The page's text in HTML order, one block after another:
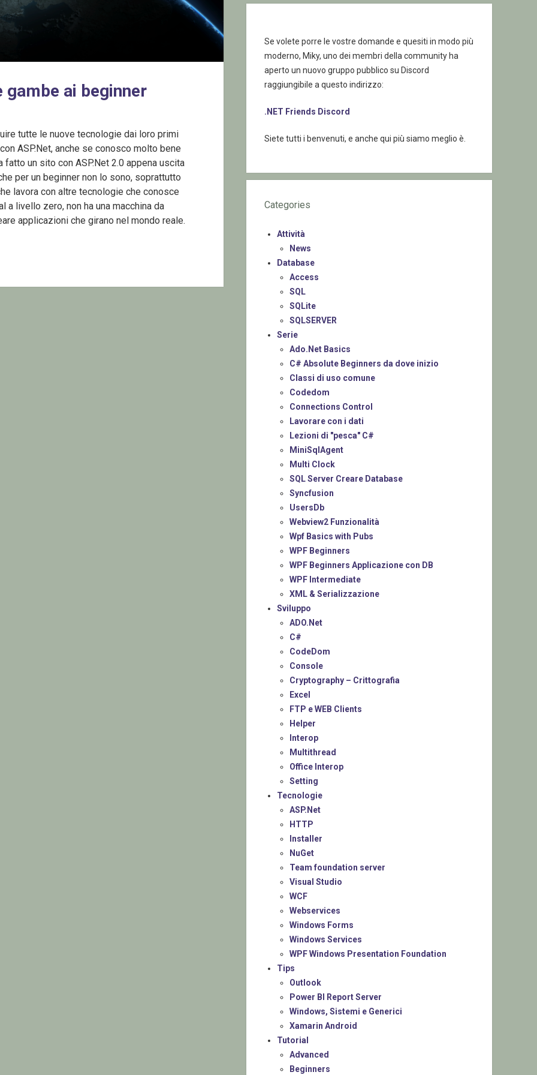
ai beginner
tutte le nuove tecnologie dai loro primi
ASP.Net, anche se conosco molto bene
un sito con ASP.Net 2.0 appena uscita
per un beginner non lo sono, soprattutto
lavora con altre tecnologie che conosce
a livello zero, non ha una macchina da
applicazioni che girano nel mondo reale.
Se volete porre le vostre domande e quesiti in modo più
moderno, Miky, uno dei membri della community ha
aperto un nuovo gruppo pubblico su Discord
raggiungibile a questo indirizzo:
.NET Friends Discord
Siete tutti i benvenuti, e anche qui più siamo meglio è.
Categories
Attività
News
Database
Access
SQL
SQLite
SQLSERVER
Serie
Ado.Net Basics
C# Absolute Beginners da dove inizio
Classi di uso comune
Codedom
Connections Control
Lavorare con i dati
Lezioni di "pesca" C#
MiniSqlAgent
Multi Clock
SQL Server Creare Database
Syncfusion
UsersDb
Webview2 Funzionalità
Wpf Basics with Pubs
WPF Beginners
WPF Beginners Applicazione con DB
WPF Intermediate
XML & Serializzazione
Sviluppo
ADO.Net
C#
CodeDom
Console
Cryptography – Crittografia
Excel
FTP e WEB Clients
Helper
Interop
Multithread
Office Interop
Setting
Tecnologie
ASP.Net
HTTP
Installer
NuGet
Team foundation server
Visual Studio
WCF
Webservices
Windows Forms
Windows Services
WPF Windows Presentation Foundation
Tips
Outlook
Power BI Report Server
Windows, Sistemi e Generici
Xamarin Android
Tutorial
Advanced
Beginners